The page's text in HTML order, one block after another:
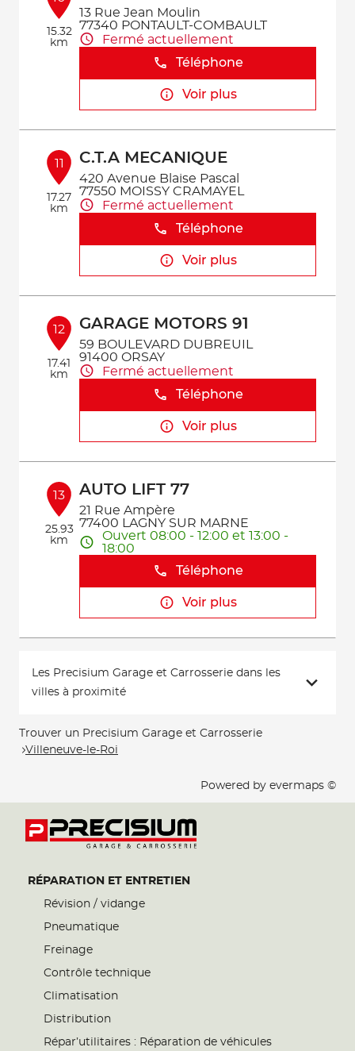
15.32
km
13 Rue Jean Moulin
77340 PONTAULT-COMBAULT
Fermé actuellement
Téléphone
Voir plus
11
17.27
km
C.T.A MECANIQUE
420 Avenue Blaise Pascal
77550 MOISSY CRAMAYEL
Fermé actuellement
Téléphone
Voir plus
12
17.41
km
GARAGE MOTORS 91
59 BOULEVARD DUBREUIL
91400 ORSAY
Fermé actuellement
Téléphone
Voir plus
13
25.93
km
AUTO LIFT 77
21 Rue Ampère
77400 LAGNY SUR MARNE
Ouvert 08:00 - 12:00 et 13:00 -
18:00
Téléphone
Voir plus
Les Precisium Garage et Carrosserie dans les
villes à proximité
Trouver un Precisium Garage et Carrosserie
Villeneuve-le-Roi
Powered by evermaps ©
RÉPARATION ET ENTRETIEN
Révision / vidange
Pneumatique
Freinage
Contrôle technique
Climatisation
Distribution
Répar’utilitaires : Réparation de véhicules